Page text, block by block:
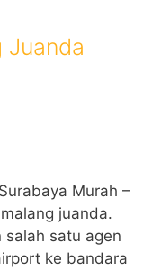
Juanda
Murah –
juanda.
salah satu agen
ke bandara